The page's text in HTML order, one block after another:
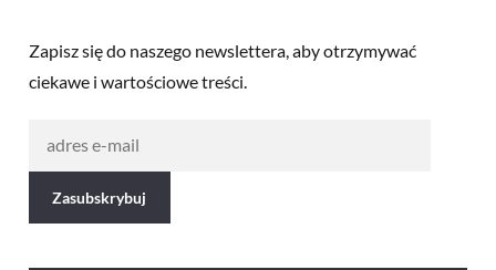
Zapisz się do naszego newslettera, aby otrzymywać
ciekawe i wartościowe treści.